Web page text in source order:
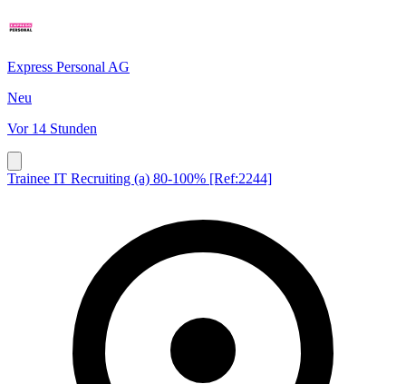
Express Personal AG
Neu
Vor 14 Stunden
Trainee IT Recruiting (a) 80-100% [Ref:2244]